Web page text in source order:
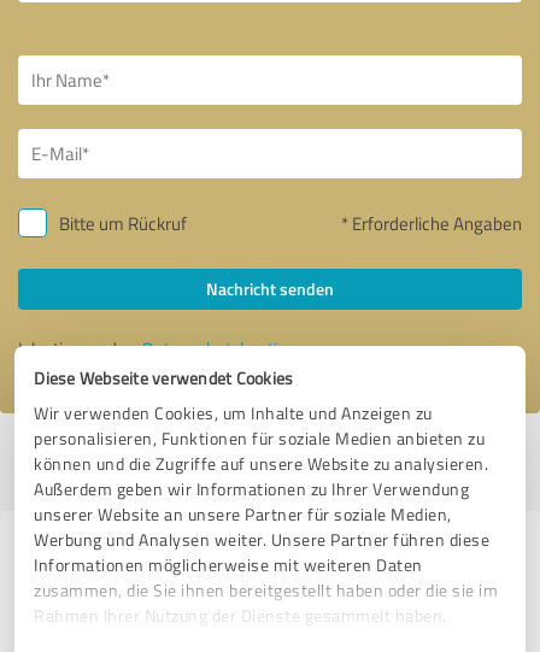
Diese Webseite verwendet Cookies
Wir verwenden Cookies, um Inhalte und Anzeigen zu
personalisieren, Funktionen für soziale Medien anbieten zu
können und die Zugriffe auf unsere Website zu analysieren.
Außerdem geben wir Informationen zu Ihrer Verwendung
unserer Website an unsere Partner für soziale Medien,
Werbung und Analysen weiter. Unsere Partner führen diese
Informationen möglicherweise mit weiteren Daten
zusammen, die Sie ihnen bereitgestellt haben oder die sie im
Rahmen Ihrer Nutzung der Dienste gesammelt haben.
Bitte um Rückruf * Erforderliche Angaben
Nachricht senden
Ich stimme denDatenschutzbestimmungenzu.
Profil aktiv seit 22.09.2025 | Letzte Aktualisierung: 07.05.2026
melden
Erfahrungen zu weiteren
Anbietern aus dem Bereich
Dienstleistungen